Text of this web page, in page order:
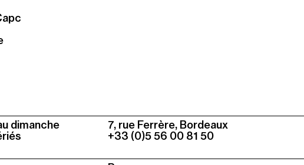
dimanche
Colonne
3
7, rue Ferrère, Bordeaux
+33 (0)5 56 00 81 50